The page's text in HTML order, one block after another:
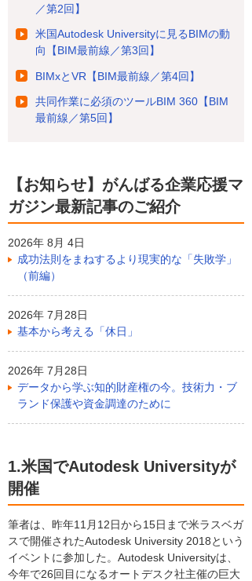
／第2回】
米国Autodesk Universityに見るBIMの動
向【BIM最前線／第3回】
BIMxとVR【BIM最前線／第4回】
共同作業に必須のツールBIM 360【BIM
最前線／第5回】
【お知らせ】がんばる企業応援マ
ガジン最新記事のご紹介
2026年 8月 4日
成功法則をまねするより現実的な「失敗学」
（前編）
2026年 7月28日
基本から考える「休日」
2026年 7月28日
データから学ぶ知的財産権の今。技術力・ブ
ランド保護や資金調達のために
1.米国でAutodesk Universityが
開催
筆者は、昨年11月12日から15日まで米ラスベガ
スで開催されたAutodesk University 2018という
イベントに参加した。Autodesk Universityは、
今年で26回目になるオートデスク社主催の巨大